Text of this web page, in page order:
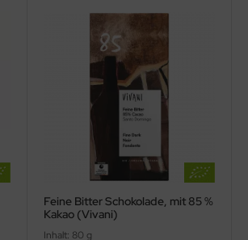
Feine Bitter Schokolade, mit 85 %
Kakao (Vivani)
Inhalt: 80 g